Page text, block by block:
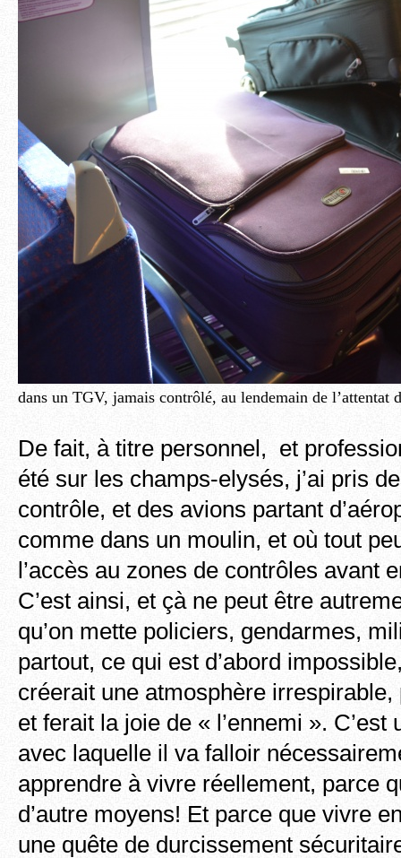
dans un TGV, jamais contrôlé, au lendemain de l’attentat
De fait, à titre personnel, et
été sur les champs-elysés, j’ai pris
contrôle, et des avions partant
comme dans un moulin, et où tout
l’accès au zones de contrôles avant
C’est ainsi, et çà ne peut être
qu’on mette policiers, gendarmes,
partout, ce qui est d’abord
créerait une atmosphère
et ferait la joie de « l’ennemi ». C’est
avec laquelle il va falloir
apprendre à vivre réellement, parce
d’autre moyens! Et parce que vivre
une quête de durcissement